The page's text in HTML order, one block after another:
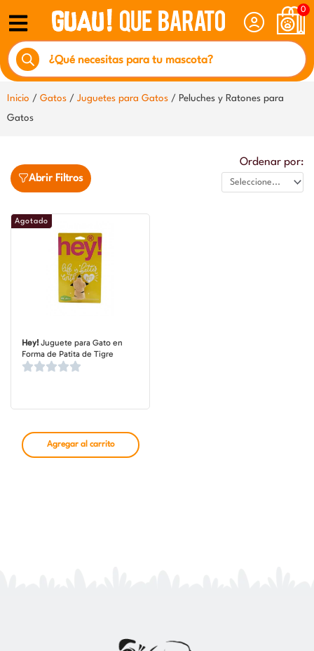
contenido
0
Búsqueda
de
productos
Inicio / Gatos / Juguetes para Gatos / Peluches y Ratones para
Gatos
Abrir Filtros
Ordenar por:
Hey! Juguete para Gato en
Forma de Patita de Tigre
Agotado
Agregar al carrito